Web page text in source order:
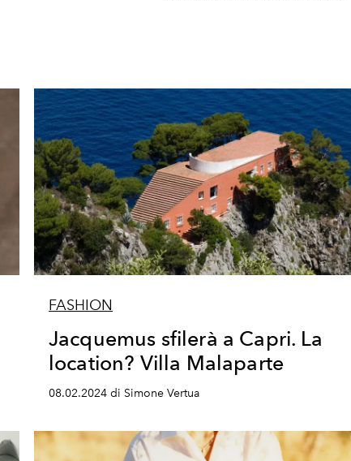
FASHION
Jacquemus sfilerà a Capri. La
location? Villa Malaparte
08.02.2024 di Simone Vertua